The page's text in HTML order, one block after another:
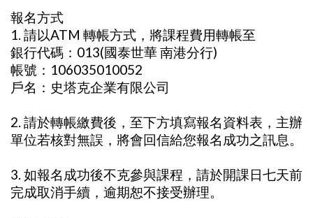
報名方式
1. 請以ATM 轉帳方式，將課程費用轉帳至
銀行代碼：013(國泰世華 南港分行)
帳號：106035010052
戶名：史塔克企業有限公司
2. 請於轉帳繳費後，至下方填寫報名資料表，主辦
單位若核對無誤，將會回信給您報名成功之訊息。
3. 如報名成功後不克參與課程，請於開課日七天前
完成取消手續，逾期恕不接受辦理。